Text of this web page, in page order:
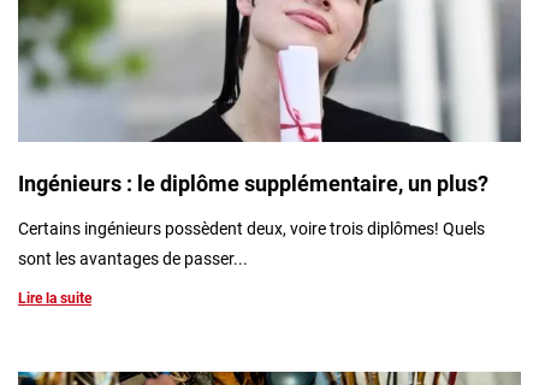
Ingénieurs : le diplôme supplémentaire, un plus?
Certains ingénieurs possèdent deux, voire trois diplômes! Quels
sont les avantages de passer...
Lire la suite